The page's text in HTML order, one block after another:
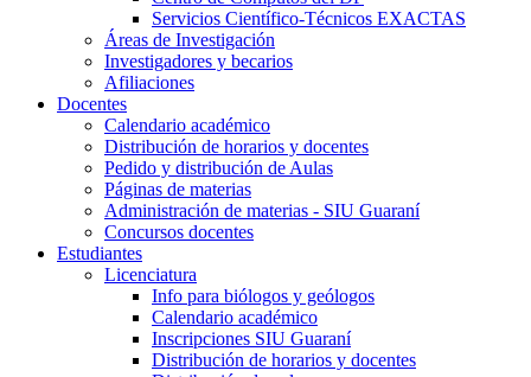
Servicios Científico-Técnicos EXACTAS
Áreas de Investigación
Investigadores y becarios
Afiliaciones
Docentes
Calendario académico
Distribución de horarios y docentes
Pedido y distribución de Aulas
Páginas de materias
Administración de materias - SIU Guaraní
Concursos docentes
Estudiantes
Licenciatura
Info para biólogos y geólogos
Calendario académico
Inscripciones SIU Guaraní
Distribución de horarios y docentes